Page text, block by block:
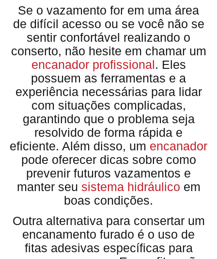
Se o vazamento for em uma área
de difícil acesso ou se você não se
sentir confortável realizando o
conserto, não hesite em chamar um
encanador profissional. Eles
possuem as ferramentas e a
experiência necessárias para lidar
com situações complicadas,
garantindo que o problema seja
resolvido de forma rápida e
eficiente. Além disso, um encanador
pode oferecer dicas sobre como
prevenir futuros vazamentos e
manter seu sistema hidráulico em
boas condições.
Outra alternativa para consertar um
encanamento furado é o uso de
fitas adesivas específicas para